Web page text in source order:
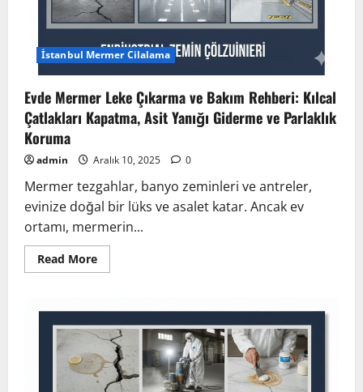
İstanbul Mermer Cilalama
Evde Mermer Leke Çıkarma ve Bakım Rehberi: Kılcal
Çatlakları Kapatma, Asit Yanığı Giderme ve Parlaklık
Koruma
admin Aralık 10, 2025 0
Mermer tezgahlar, banyo zeminleri ve antreler,
evinize doğal bir lüks ve asalet katar. Ancak ev
ortamı, mermerin...
Read MoreRead
more
Leke
Çıkarma
ve
Bakım
Rehberi:
Kılcal
Çatlakları